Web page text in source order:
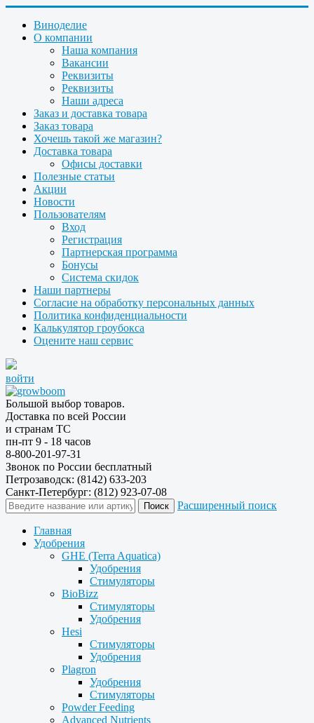
Виноделие
О компании
Наша компания
Вакансии
Реквизиты
Реквизиты
Наши адреса
Заказ и доставка товара
Заказ товара
Хочешь такой же магазин?
Доставка товара
Офисы доставки
Полезные статьи
Акции
Новости
Пользователям
Вход
Регистрация
Партнерская программа
Бонусы
Система скидок
Наши партнеры
Согласие на обработку персональных данных
Политика конфиденциальности
Калькулятор гроубокса
Оцените наш сервис
войти
Большой выбор товаров.
Доставка по всей России
и странам ТС
пн-пт 9 - 18 часов
8-800-201-97-31
Звонок по России бесплатный
Петрозаводск: (8142) 633-203
Санкт-Петербург: (812) 923-07-08
Расширенный поиск
Главная
Удобрения
GHE (Terra Aquatica)
Удобрения
Стимуляторы
BioBizz
Стимуляторы
Удобрения
Hesi
Стимуляторы
Удобрения
Plagron
Удобрения
Стимуляторы
Powder Feeding
Advanced Nutrients